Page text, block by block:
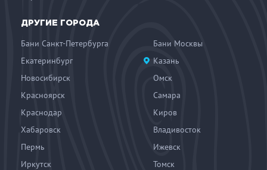
ДРУГИЕ ГОРОДА
Бани Санкт-Петербурга
Бани Москвы
Екатеринбург
Казань
Новосибирск
Омск
Красноярск
Самара
Краснодар
Киров
Хабаровск
Владивосток
Пермь
Ижевск
Иркутск
Томск